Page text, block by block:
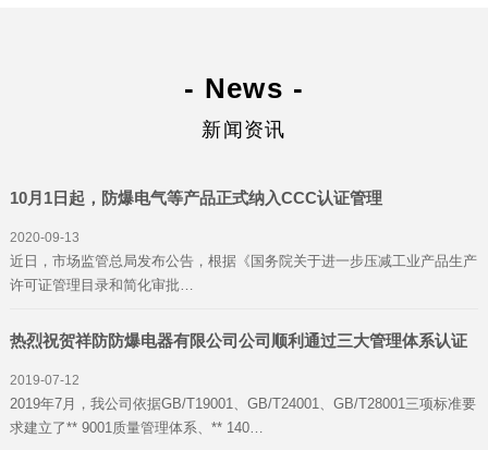
- News -
新闻资讯
10月1日起，防爆电气等产品正式纳入CCC认证管理
2020-09-13
近日，市场监管总局发布公告，根据《国务院关于进一步压减工业产品生产
许可证管理目录和简化审批…
热烈祝贺祥防防爆电器有限公司公司顺利通过三大管理体系认证
2019-07-12
2019年7月，我公司依据GB/T19001、GB/T24001、GB/T28001三项标准要
求建立了** 9001质量管理体系、** 140…